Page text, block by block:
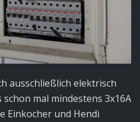
ausschließlich elektrisch
mal mindestens 3x16A
Einkocher und Hendi